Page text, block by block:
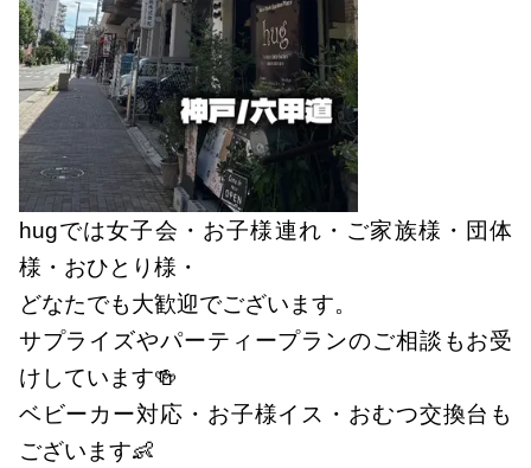
hugでは女子会・お子様連れ・ご家族様・団体
様・おひとり様・
どなたでも大歓迎でございます。
サプライズやパーティープランのご相談もお受
けしています🍻
ベビーカー対応・お子様イス・おむつ交換台も
ございます👶